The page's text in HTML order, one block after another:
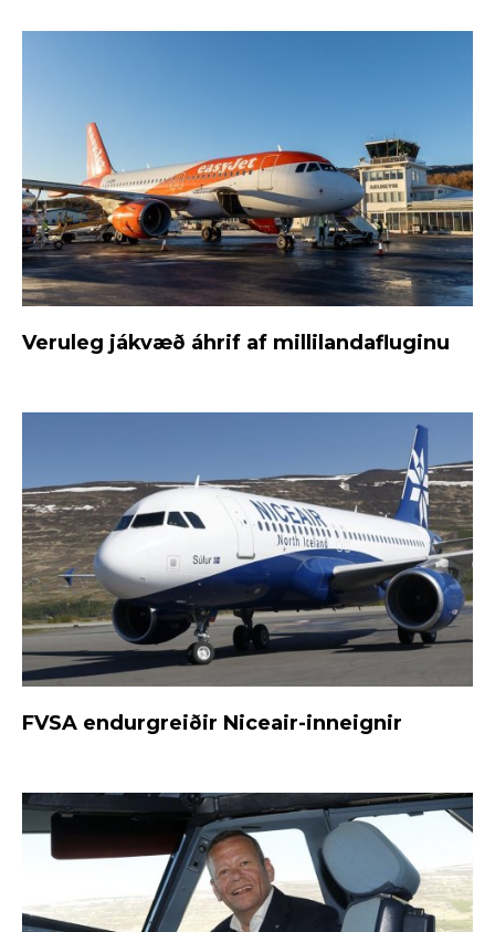
Veruleg jákvæð áhrif af millilandafluginu
FVSA endurgreiðir Niceair-inneignir